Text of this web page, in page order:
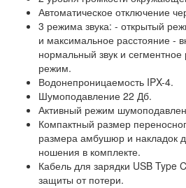
Автоматическое отключение
3 режима звука: - открытый
и максимальное расстояние -
нормальный звук и сегментное
режим.
Водонепроницаемость IPX-4.
Шумоподавление 22 Дб.
Активный режим
Компактный размер
размера амбушюр и накладок
ношения в комплекте.
Кабель для зарядки USB Type
защиты от потери.